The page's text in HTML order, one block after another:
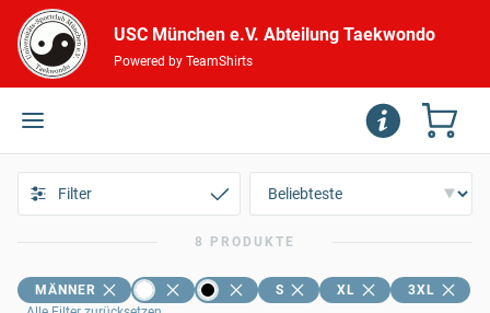
USC München e.V. Abteilung Taekwondo
Powered by TeamShirts
Filter
8 PRODUKTE
MÄNNER S XL
3XL